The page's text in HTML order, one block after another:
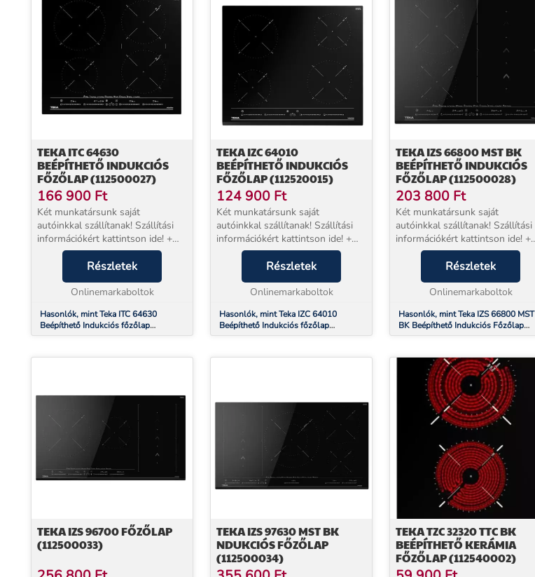
TEKA ITC 64630
BEÉPÍTHETŐ INDUKCIÓS
FŐZŐLAP (112500027)
166 900 Ft
Két munkatársunk saját
autóinkkal szállítanak! Szállítási
információkért kattintson ide! +
EXTRA 5 év jótállással
vásárolhat!* Beüzemelés
szolgáltatásunk a készülék mellé
NEM választható. Termék leír...
Részletek
Onlinemarkaboltok
Hasonlók, mint Teka ITC 64630
Beépíthető Indukciós főzőlap
(112500027)
TEKA IZC 64010
BEÉPÍTHETŐ INDUKCIÓS
FŐZŐLAP (112520015)
124 900 Ft
Két munkatársunk saját
autóinkkal szállítanak! Szállítási
információkért kattintson ide! +
EXTRA 5 év jótállással
vásárolhat!* Beüzemelés
szolgáltatásunk a készülék mellé
NEM választható. Indukciós f...
Részletek
Onlinemarkaboltok
Hasonlók, mint Teka IZC 64010
Beépíthető Indukciós főzőlap
(112520015)
TEKA IZS 66800 MST BK
BEÉPÍTHETŐ INDUKCIÓS
FŐZŐLAP (112500028)
203 800 Ft
Két munkatársunk saját
autóinkkal szállítanak! Szállítási
információkért kattintson ide! +
EXTRA 5 év jótállással
vásárolhat!* Beüzemelés
szolgáltatásunk a készülék mellé
NEM választható. TEKA IZS 66...
Részletek
Onlinemarkaboltok
Hasonlók, mint Teka IZS 66800 MST
BK Beépíthető Indukciós Főzőlap
(112500028)
TEKA IZS 96700 FŐZŐLAP
(112500033)
TEKA IZS 97630 MST BK
NDUKCIÓS FŐZŐLAP
(112500034)
TEKA TZC 32320 TTC BK
BEÉPÍTHETŐ KERÁMIA
FŐZŐLAP (112540002)